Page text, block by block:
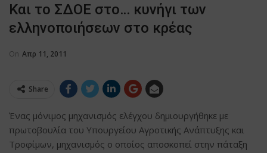
Και το ΣΔΟΕ στο… κυνήγι των
ελληνοποιήσεων στο κρέας
On Απρ 11, 2011
Share
Ένας μόνιμος μηχανισμός ελέγχου δημιουργήθηκε με
πρωτοβουλία του Υπουργείου Αγροτικής Ανάπτυξης και
Τροφίμων, μηχανισμός ο οποίος αποσκοπεί στην πάταξη